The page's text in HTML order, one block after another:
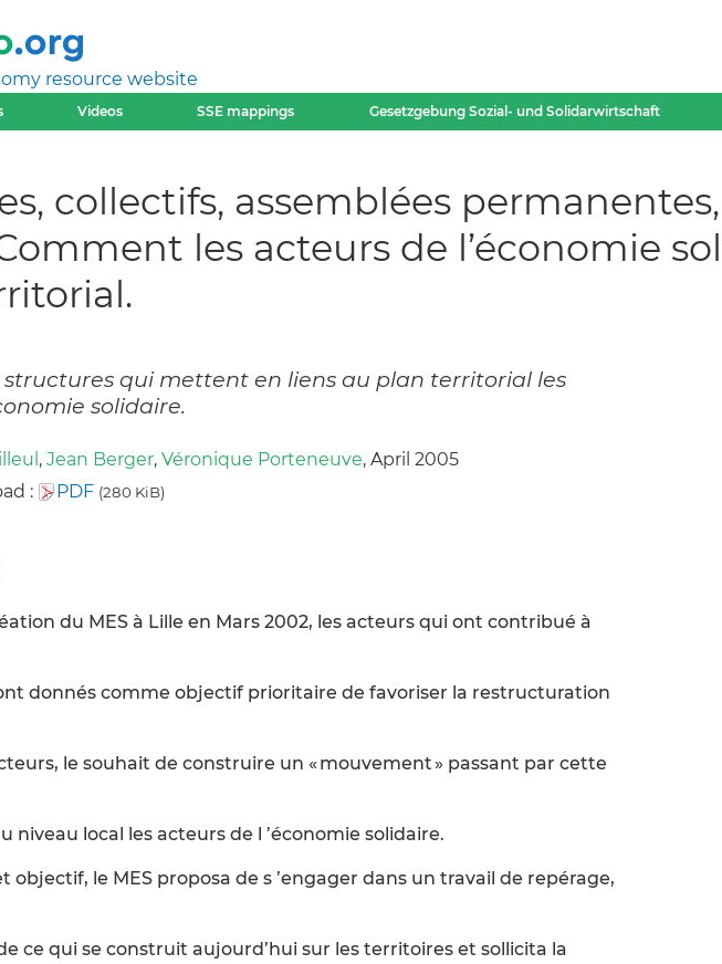
resource website
Videos SSE mappings Gesetzgebung Sozial- und Solidarwirtschaft
collectifs, assemblées
les acteurs de l’économie
structures qui mettent en liens au plan territorial les
solidaire.
, Jean Berger, Véronique Porteneuve, April 2005
:
PDF (280 KiB)
du MES à Lille en Mars 2002, les acteurs qui ont contribué à
donnés comme objectif prioritaire de favoriser la restructuration
le souhait de construire un « mouvement » passant par cette
niveau local les acteurs de l ’économie solidaire.
objectif, le MES proposa de s ’engager dans un travail de repérage,
ce qui se construit aujourd’hui sur les territoires et sollicita la